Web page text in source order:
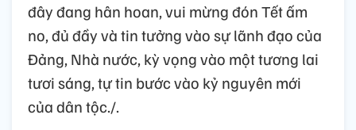
đây đang hân hoan, vui mừng đón Tết ấm
no, đủ đầy và tin tưởng vào sự lãnh đạo của
Đảng, Nhà nước, kỳ vọng vào một tương lai
tươi sáng, tự tin bước vào kỷ nguyên mới
của dân tộc./.